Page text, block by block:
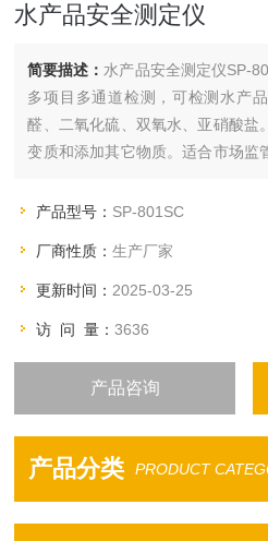
水产品安全测定仪
简要描述： 水产品安全测定仪SP-
多项目多通道检测，可检测水产
醛、二氧化硫、双氧水、亚硝酸盐
变质和添加其它物质。适合市场监
产品型号： SP-801SC
厂商性质：生产厂家
更新时间： 2025-03-25
访 问 量：3636
产品咨询
产品分类 PRODUCT